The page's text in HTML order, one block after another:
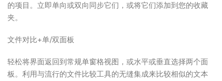
的项目。立即单向或双向同步它们，或将它们添加到您的收藏
夹。
文件对比+单/双面板
轻松将界面返回到常规单窗格视图，或水平或垂直选择两个面
板。利用与流行的文件比较工具的无缝集成来比较相似的文本